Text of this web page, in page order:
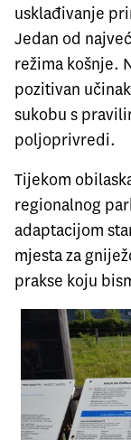
usklađivanje
Jedan od
režima košnje.
pozitivan
sukobu s
poljoprivredi.
Tijekom
regionalnog
adaptacijom
mjesta za
prakse koju